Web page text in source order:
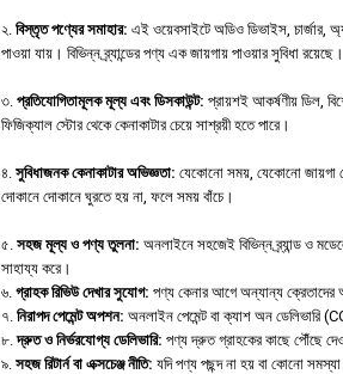
২. বিস্তৃত পণ্যের সমাহার: এই ওয়েবসাইটে অডিও ডিভাইস, চার্জার,
পাওয়া যায়। বিভিন্ন ব্র্যান্ডের পণ্য এক জায়গায় পাওয়ার সুবিধা রয়েছে।
৩. প্রতিযোগিতামূলক মূল্য এবং ডিসকাউন্ট: প্রায়শই আকর্ষণীয় ডিল,
ফিজিক্যাল স্টোর থেকে কেনাকাটার চেয়ে সাশ্রয়ী হতে পারে।
৪. সুবিধাজনক কেনাকাটার অভিজ্ঞতা: যেকোনো সময়, যেকোনো জায়গা
দোকানে দোকানে ঘুরতে হয় না, ফলে সময় বাঁচে।
৫. সহজ মূল্য ও পণ্য তুলনা: অনলাইনে সহজেই বিভিন্ন ব্র্যান্ড ও
সাহায্য করে।
৬. গ্রাহক রিভিউ দেখার সুযোগ: পণ্য কেনার আগে অন্যান্য ক্রেতাদের
৭. নিরাপদ পেমেন্ট অপশন: অনলাইন পেমেন্ট বা ক্যাশ অন ডেলিভারি
৮.দ্রুত ও নির্ভরযোগ্য ডেলিভারি: পণ্য দ্রুত গ্রাহকের কাছে পৌঁছে
৯. সহজ রিটার্ন বা এক্সচেঞ্জ নীতি: যদি পণ্য পছন্দ না হয় বা কোনো